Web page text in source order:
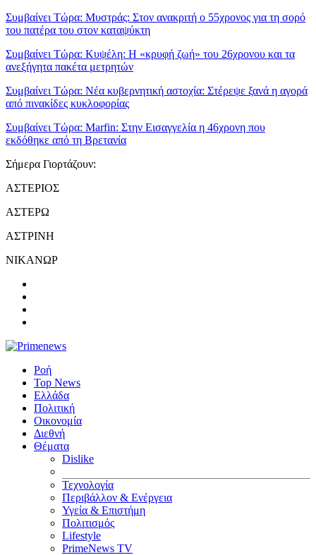
Συμβαίνει Τώρα: Μυστράς: Στον ανακριτή ο 55χρονος για τη σορό
του πατέρα του στον καταψύκτη
Συμβαίνει Τώρα: Κυψέλη: Η «κρυφή ζωή» του 26χρονου και τα
ανεξήγητα πακέτα μετρητών
Συμβαίνει Τώρα: Νέα κυβερνητική αστοχία: Στέρεψε ξανά η αγορά
από πινακίδες κυκλοφορίας
Συμβαίνει Τώρα: Marfin: Στην Εισαγγελία η 46χρονη που
εκδόθηκε από τη Βρετανία
Σήμερα Γιορτάζουν:
ΑΣΤΕΡΙΟΣ
ΑΣΤΕΡΩ
ΑΣΤΡΙΝΗ
ΝΙΚΑΝΩΡ
Ροή
Top News
Ελλάδα
Πολιτική
Οικονομία
Διεθνή
Θέματα
Dislike
Τεχνολογία
Περιβάλλον & Ενέργεια
Υγεία & Επιστήμη
Πολιτισμός
Lifestyle
PrimeNews TV